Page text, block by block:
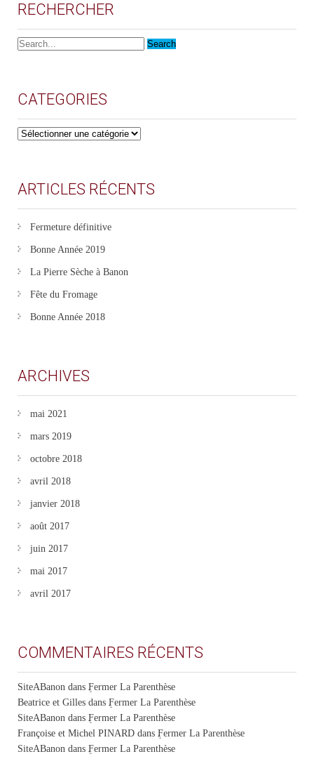
RECHERCHER
CATEGORIES
CATEGORIES
ARTICLES RÉCENTS
Fermeture définitive
Bonne Année 2019
La Pierre Sèche à Banon
Fête du Fromage
Bonne Année 2018
ARCHIVES
mai 2021
mars 2019
octobre 2018
avril 2018
janvier 2018
août 2017
juin 2017
mai 2017
avril 2017
COMMENTAIRES RÉCENTS
SiteABanon dans Fermer La Parenthèse
Beatrice et Gilles dans Fermer La Parenthèse
SiteABanon dans Fermer La Parenthèse
Françoise et Michel PINARD dans Fermer La Parenthèse
SiteABanon dans Fermer La Parenthèse